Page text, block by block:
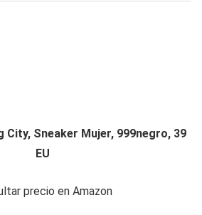
City, Sneaker Mujer, 999negro, 39
EU
precio en Amazon